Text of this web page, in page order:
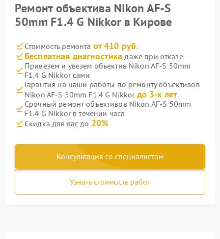
Ремонт объектива Nikon AF-S
50mm F1.4 G Nikkor в Кирове
Стоимость ремонта от 410 руб.
Бесплатная диагностика даже при отказе
Привезем и увезем объектив Nikon AF-S 50mm
F1.4 G Nikkor сами
Гарантия на наши работы по ремонту объективов
Nikon AF-S 50mm F1.4 G Nikkor до 3-х лет
Срочный ремонт объективов Nikon AF-S 50mm
F1.4 G Nikkor в течении часа
Скидка для вас до 20%
Консультация со специалистом
Узнать стоимость работ